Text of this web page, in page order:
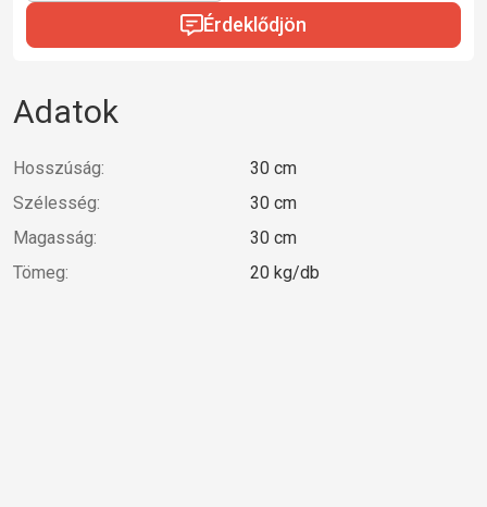
Érdeklődjön
Adatok
Hosszúság:
30 cm
Szélesség:
30 cm
Magasság:
30 cm
Tömeg:
20 kg/db